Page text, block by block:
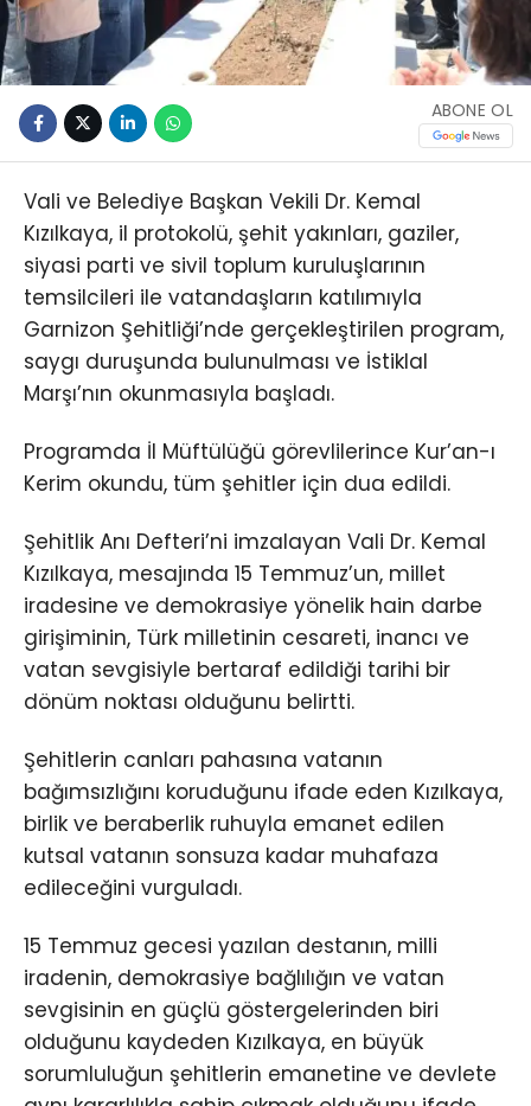
ABONE OL
Vali ve Belediye Başkan Vekili Dr. Kemal
Kızılkaya, il protokolü, şehit yakınları, gaziler,
siyasi parti ve sivil toplum kuruluşlarının
temsilcileri ile vatandaşların katılımıyla
Garnizon Şehitliği’nde gerçekleştirilen program,
saygı duruşunda bulunulması ve İstiklal
Marşı’nın okunmasıyla başladı.
Programda İl Müftülüğü görevlilerince Kur’an-ı
Kerim okundu, tüm şehitler için dua edildi.
Şehitlik Anı Defteri’ni imzalayan Vali Dr. Kemal
Kızılkaya, mesajında 15 Temmuz’un, millet
iradesine ve demokrasiye yönelik hain darbe
girişiminin, Türk milletinin cesareti, inancı ve
vatan sevgisiyle bertaraf edildiği tarihi bir
dönüm noktası olduğunu belirtti.
Şehitlerin canları pahasına vatanın
bağımsızlığını koruduğunu ifade eden Kızılkaya,
birlik ve beraberlik ruhuyla emanet edilen
kutsal vatanın sonsuza kadar muhafaza
edileceğini vurguladı.
15 Temmuz gecesi yazılan destanın, milli
iradenin, demokrasiye bağlılığın ve vatan
sevgisinin en güçlü göstergelerinden biri
olduğunu kaydeden Kızılkaya, en büyük
sorumluluğun şehitlerin emanetine ve devlete